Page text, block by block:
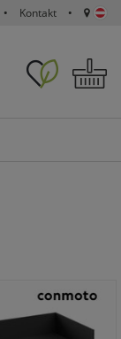
Kontakt